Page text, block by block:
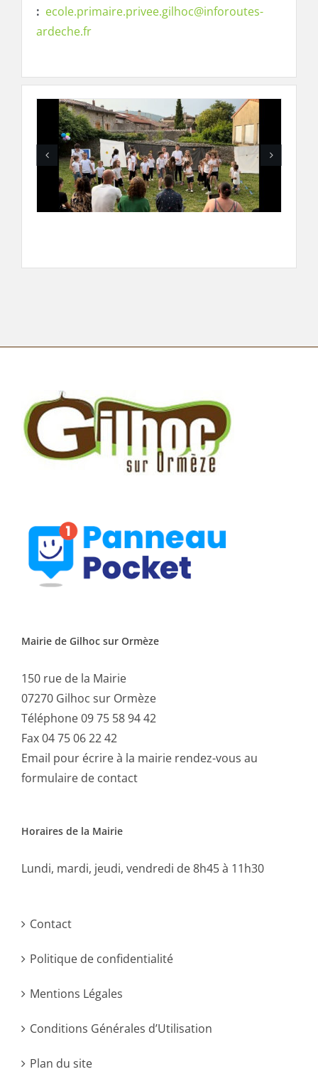
: ecole.primaire.privee.gilhoc@inforoutes-
ardeche.fr
Mairie de Gilhoc sur Ormèze
150 rue de la Mairie
07270 Gilhoc sur Ormèze
Téléphone 09 75 58 94 42
Fax 04 75 06 22 42
Email pour écrire à la mairie rendez-vous au
formulaire de contact
Horaires de la Mairie
Lundi, mardi, jeudi, vendredi de 8h45 à 11h30
Contact
Politique de confidentialité
Mentions Légales
Conditions Générales d’Utilisation
Plan du site